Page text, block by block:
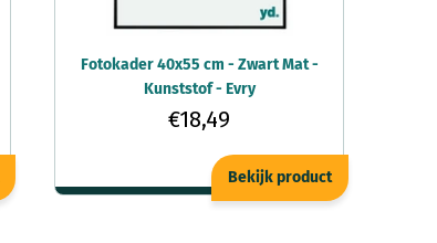
Fotokader 40x55 cm - Zwart Mat -
Kunststof - Evry
€18,49
Bekijk product